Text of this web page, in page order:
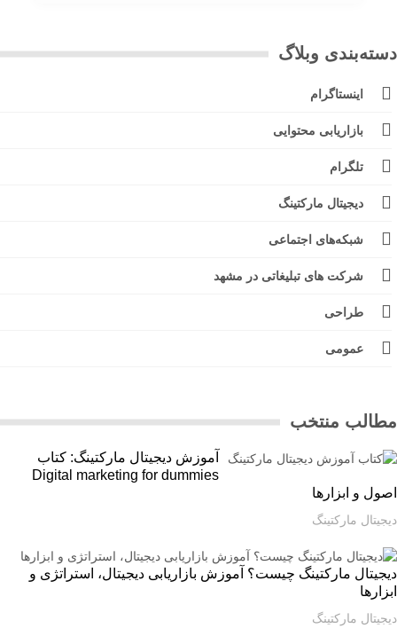
وبلاگ
اینستاگرام
بازاریابی محتوایی
تلگرام
دیجیتال مارکتینگ
شبکه‌های اجتماعی
شرکت های تبلیغاتی در مشهد
طراحی
عمومی
منتخب
آموزش دیجیتال مارکتینگ: کتاب
Digital marketing for dummies
و ابزارها
مارکتینگ
مارکتینگ چیست؟ آموزش بازاریابی دیجیتال، استراتژی و
مارکتینگ